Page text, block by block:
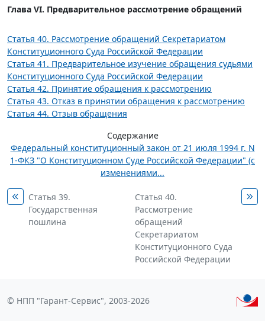
Глава VI. Предварительное рассмотрение обращений
Статья 40. Рассмотрение обращений Секретариатом
Конституционного Суда Российской Федерации
Статья 41. Предварительное изучение обращения судьями
Конституционного Суда Российской Федерации
Статья 42. Принятие обращения к рассмотрению
Статья 43. Отказ в принятии обращения к рассмотрению
Статья 44. Отзыв обращения
Содержание
Федеральный конституционный закон от 21 июля 1994 г. N
1-ФКЗ "О Конституционном Суде Российской Федерации" (с
изменениями...
Статья 39.
Государственная
пошлина
Статья 40.
Рассмотрение
обращений
Секретариатом
Конституционного Суда
Российской Федерации
© НПП "Гарант-Сервис", 2003-2026